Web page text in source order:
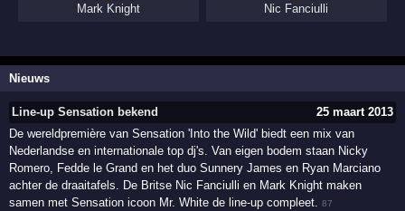
Mark Knight
Nic Fanciulli
Nieuws
Line-up Sensation bekend
25 maart 2013
De wereldpremière van Sensation 'Into the Wild' biedt een mix van
Nederlandse en internationale top dj's. Van eigen bodem staan Nicky
Romero, Fedde le Grand en het duo Sunnery James en Ryan Marciano
achter de draaitafels. De Britse Nic Fanciulli en Mark Knight maken
samen met Sensation icoon Mr. White de line-up compleet.87